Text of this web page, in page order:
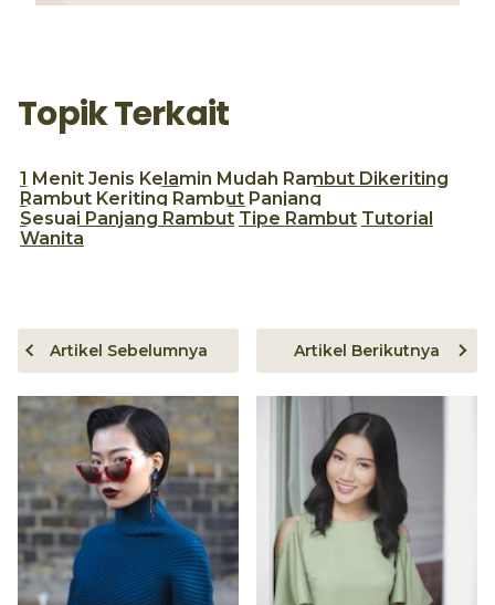
Topik Terkait
1 Menit Jenis Kelamin Mudah Rambut Dikeriting
Rambut Keriting Rambut Panjang
Sesuai Panjang Rambut Tipe Rambut Tutorial
Wanita
Artikel Sebelumnya Artikel Berikutnya